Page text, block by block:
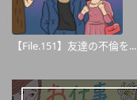
【File.151】友達の不倫を...